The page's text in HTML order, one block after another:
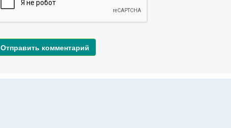
Отправить комментарий